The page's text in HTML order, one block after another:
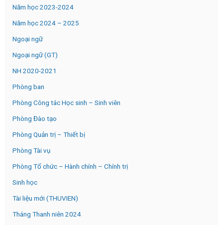
Năm học 2023-2024
Năm học 2024 – 2025
Ngoại ngữ
Ngoại ngữ (GT)
NH 2020-2021
Phòng ban
Phòng Công tác Học sinh – Sinh viên
Phòng Đào tạo
Phòng Quản trị – Thiết bị
Phòng Tài vụ
Phòng Tổ chức – Hành chính – Chính trị
Sinh học
Tài liệu mới (THUVIEN)
Tháng Thanh niên 2024